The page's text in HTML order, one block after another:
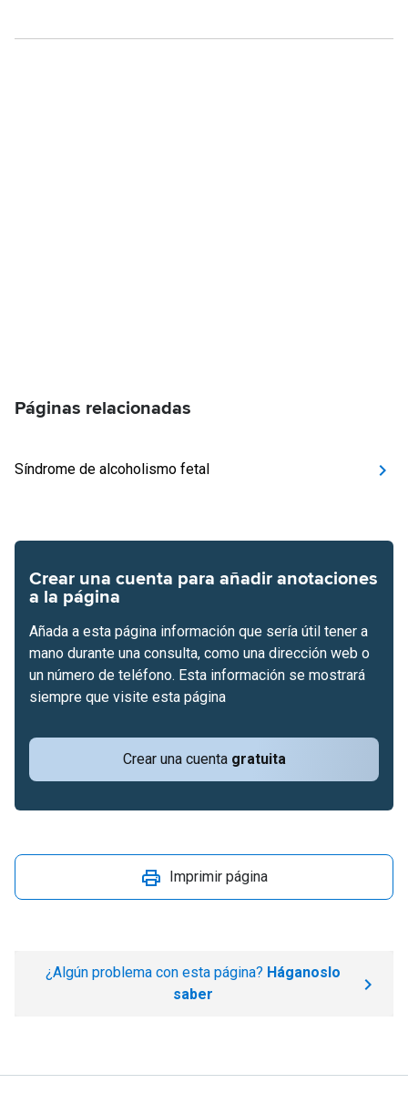
Páginas relacionadas
Síndrome de alcoholismo fetal
Crear una cuenta para añadir anotaciones
a la página
Crear una cuenta gratuita
Añada a esta página información que sería útil tener a
mano durante una consulta, como una dirección web o
un número de teléfono. Esta información se mostrará
siempre que visite esta página
Imprimir página
¿Algún problema con esta página? Háganoslo
saber